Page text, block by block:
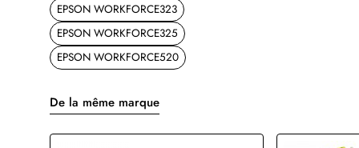
EPSON WORKFORCE323
EPSON WORKFORCE325
EPSON WORKFORCE520
De la même marque